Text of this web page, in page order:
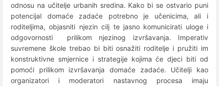
odnosu na učitelje urbanih sredina. Kako bi se ostvario puni
potencijal domaće zadaće potrebno je učenicima, ali i
roditeljima, objasniti njezin cilj te jasno komunicirati uloge i
odgovornosti prilikom njezinog izvršavanja. Imperativ
suvremene škole trebao bi biti osnažiti roditelje i pružiti im
konstruktivne smjernice i strategije kojima će djeci biti od
pomoći prilikom izvršavanja domaće zadaće. Učitelji kao
organizatori i moderatori nastavnog procesa imaju